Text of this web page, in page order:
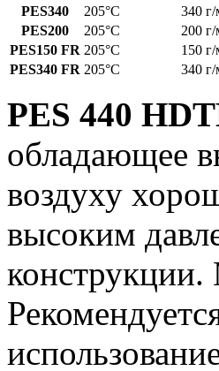
PES340
205°C 340 г/
PES200
205°C 200 г/
PES150 FR 205°C 150 г/
PES340 FR 205°C 340 г/
PES 440
обладающее
воздуху
высоким